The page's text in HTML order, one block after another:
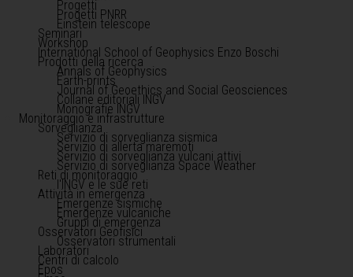
Progetti
Progetti PNRR
Einstein telescope
Seminari
Workshop
International School of Geophysics Enzo Boschi
Prodotti della ricerca
Annals of Geophysics
Earth-prints
Journal of Geoethics and Social Geosciences
Collane editoriali INGV
Monografie INGV
Monitoraggio e infrastrutture
Sorveglianza
Servizio di sorveglianza sismica
Servizio di allerta maremoti
Servizio di sorveglianza vulcani attivi
Servizio di sorveglianza Space Weather
Reti di monitoraggio
l'INGV e le sue reti
Attività in emergenza
Emergenze sismiche
Emergenze vulcaniche
Gruppi di emergenza
Osservatori Geofisici
Osservatori strumentali
Laboratori
Centri di calcolo
Epos